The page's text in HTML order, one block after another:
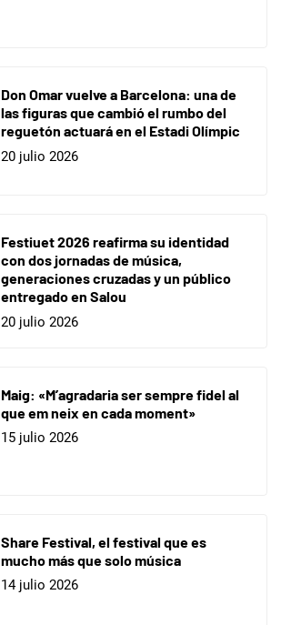
Don Omar vuelve a Barcelona: una de
las figuras que cambió el rumbo del
reguetón actuará en el Estadi Olímpic
20 julio 2026
Festiuet 2026 reafirma su identidad
con dos jornadas de música,
generaciones cruzadas y un público
entregado en Salou
20 julio 2026
Maig: «M’agradaria ser sempre fidel al
que em neix en cada moment»
15 julio 2026
Share Festival, el festival que es
mucho más que solo música
14 julio 2026